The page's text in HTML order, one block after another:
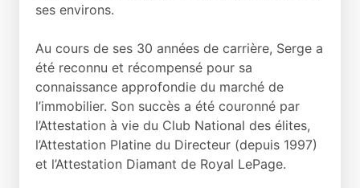
ses environs.
Au cours de ses 30 années de carrière, Serge a
été reconnu et récompensé pour sa
connaissance approfondie du marché de
l’immobilier. Son succès a été couronné par
l’Attestation à vie du Club National des élites,
l’Attestation Platine du Directeur (depuis 1997)
et l’Attestation Diamant de Royal LePage.